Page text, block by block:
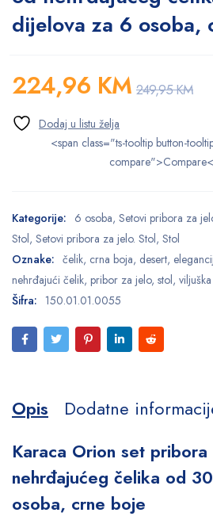
dijelova za 6 osoba,
249,95KM
224,96 KM
<span class="ts-tooltip button-
Kategorije: 6 osoba, Setovi pribora za
Stol, Setovi pribora za jelo. Stol, Stol
Oznake: čelik, crna boja, desert,
nehrđajući čelik, pribor za jelo, stol, viljuška
Šifra: 150.01.01.0055
Opis
Dodatne
Karaca Orion set
nehrđajućeg čelika od
osoba, crne boje